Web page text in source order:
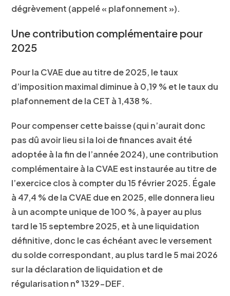
dégrèvement (appelé « plafonnement »).
Une contribution complémentaire pour
2025
Pour la CVAE due au titre de 2025, le taux
d’imposition maximal diminue à 0,19 % et le taux du
plafonnement de la CET à 1,438 %.
Pour compenser cette baisse (qui n’aurait donc
pas dû avoir lieu si la loi de finances avait été
adoptée à la fin de l’année 2024), une contribution
complémentaire à la CVAE est instaurée au titre de
l’exercice clos à compter du 15 février 2025. Égale
à 47,4 % de la CVAE due en 2025, elle donnera lieu
à un acompte unique de 100 %, à payer au plus
tard le 15 septembre 2025, et à une liquidation
définitive, donc le cas échéant avec le versement
du solde correspondant, au plus tard le 5 mai 2026
sur la déclaration de liquidation et de
régularisation n° 1329-DEF.